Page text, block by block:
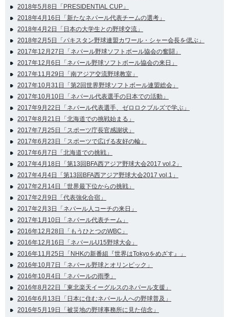
2018年5月8日「PRESIDENTIAL CUP」
2018年4月16日「新たなネパール代表チームの選考」
2018年4月2日「日本の大学生との野球交流」
2018年2月5日「パキスタン野球連盟カワール・シャー会長を偲ぶ」
2017年12月27日「ネパール野球ソフトボール協会の奮闘」
2017年12月6日「ネパール野球ソフトボール協会の来日」
2017年11月29日「南アジア交流野球教室」
2017年10月31日「第2回世界野球ソフトボール連盟総会」
2017年10月10日「ネパール代表選手の日本での活動」
2017年9月22日「ネパール代表選手、ゼロロクブルズで学ぶ」
2017年8月21日「北海道での挑戦始まる」
2017年7月25日「スポーツ庁長官感謝状」
2017年6月23日「スポーツで広げる友好の輪」
2017年6月7日「北海道での挑戦」
2017年4月18日「第13回BFA西アジア野球大会2017 vol.2」
2017年4月4日「第13回BFA西アジア野球大会2017 vol.1」
2017年2月14日「世界最下位からの挑戦」
2017年2月9日「代表強化合宿」
2017年2月3日「ネパール人コーチの来日」
2017年1月10日「ネパール代表チーム」
2016年12月28日「もうひとつのWBC」
2016年12月16日「ネパールU15野球大会」
2016年11月25日「NHKの新番組『世界はTokyoをめざす』」
2016年10月7日「ネパール野球とオリンピック」
2016年10月4日「ネパールの雨季」
2016年8月22日「東北楽天イーグルスのネパール支援」
2016年6月13日「日本に住むネパール人への野球普及」
2016年5月19日「被災地の野球事務所に見た信念」